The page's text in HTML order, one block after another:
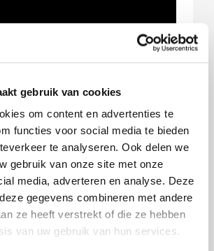
gebruik van cookies
om content en advertenties te
functies voor social media te bieden
te analyseren. Ook delen we
gebruik van onze site met onze
media, adverteren en analyse. Deze
gegevens combineren met andere
ze heeft verstrekt of die ze hebben
van uw gebruik van hun services.